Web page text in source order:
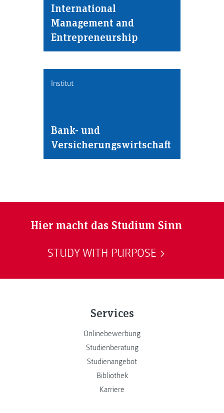
International
Management and
Entrepreneurship
Institut
Bank- und
Versicherungswirtschaft
Hier macht das Studium Sinn
STUDY WITH PURPOSE
Services
Onlinebewerbung
Studienberatung
Studienangebot
Bibliothek
Karriere